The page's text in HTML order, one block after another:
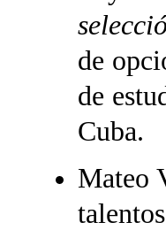
de
de
Cuba.
Mateo